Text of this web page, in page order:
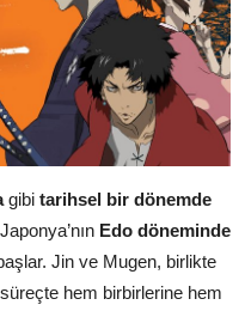
gibi tarihsel bir dönemde
Edo döneminde
Jin ve Mugen, birlikte
hem birbirlerine hem